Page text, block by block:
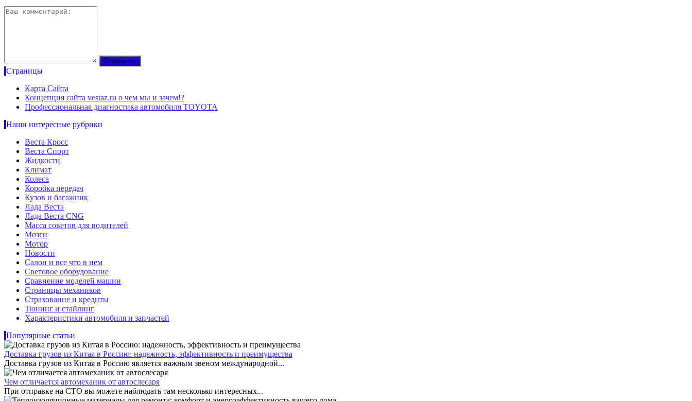
Страницы
Карта Сайта
Концепция сайта vestaz.ru о чем мы и зачем!?
Профессиональная диагностика автомобиля TOYOTA
Наши интересные рубрики
Веста Кросс
Веста Спорт
Жидкости
Климат
Колеса
Коробка передач
Кузов и багажник
Лада Веста
Лада Веста CNG
Масса советов для водителей
Мозги
Мотор
Новости
Салон и все что в нем
Световое оборудование
Сравнение моделей машин
Страницы механиков
Страхование и кредиты
Тюнинг и стайлинг
Характеристики автомобиля и запчастей
Популярные статьи
Доставка грузов из Китая в Россию: надежность, эффективность и преимущества
Доставка грузов из Китая в Россию является важным звеном международной...
Чем отличается автомеханик от автослесаря
При отправке на СТО вы можете наблюдать там несколько интересных...